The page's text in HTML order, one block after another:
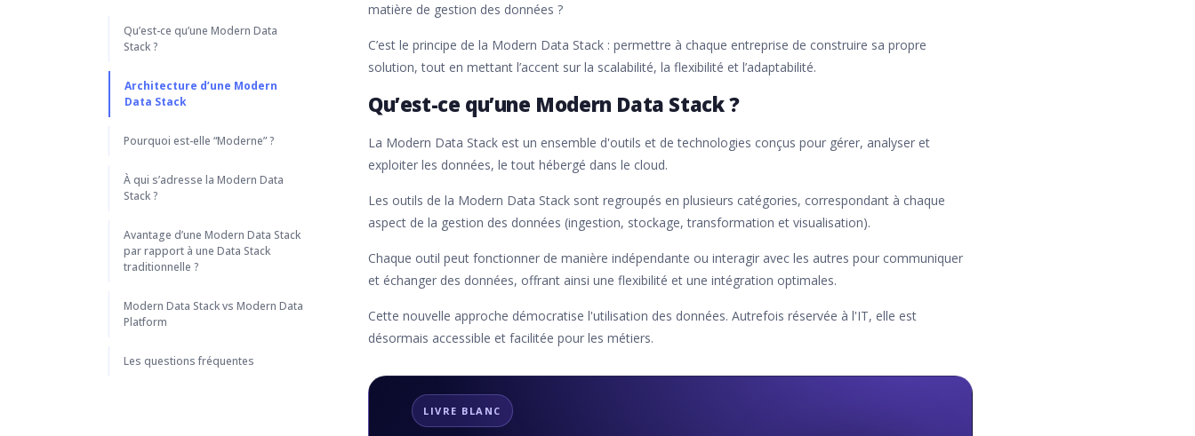
Qu’est-ce qu’une Modern Data
Stack ?
Architecture d’une Modern
Data Stack
Pourquoi est-elle “Moderne” ?
À qui s’adresse la Modern Data
Stack ?
Avantage d’une Modern Data Stack
par rapport à une Data Stack
traditionnelle ?
Modern Data Stack vs Modern Data
Platform
Les questions fréquentes
matière de gestion des données ?
C’est le principe de la Modern Data Stack : permettre à chaque entreprise de construire sa propre
solution, tout en mettant l’accent sur la scalabilité, la flexibilité et l’adaptabilité.
Qu’est-ce qu’une Modern Data Stack ?
La Modern Data Stack est un ensemble d'outils et de technologies conçus pour gérer, analyser et
exploiter les données, le tout hébergé dans le cloud.
Les outils de la Modern Data Stack sont regroupés en plusieurs catégories, correspondant à chaque
aspect de la gestion des données (ingestion, stockage, transformation et visualisation).
Chaque outil peut fonctionner de manière indépendante ou interagir avec les autres pour communiquer
et échanger des données, offrant ainsi une flexibilité et une intégration optimales.
Cette nouvelle approche démocratise l'utilisation des données. Autrefois réservée à l'IT, elle est
désormais accessible et facilitée pour les métiers.
LIVRE BLANC